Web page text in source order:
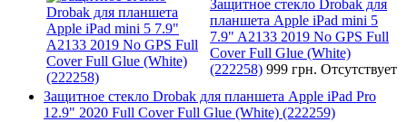
Защитное стекло Drobak для
планшета Apple iPad mini 5
7.9" A2133 2019 No GPS Full
Cover Full Glue (White)
(222258) 999 грн. Отсутствует
Защитное стекло Drobak для планшета Apple iPad Pro
12.9" 2020 Full Cover Full Glue (White) (222259)